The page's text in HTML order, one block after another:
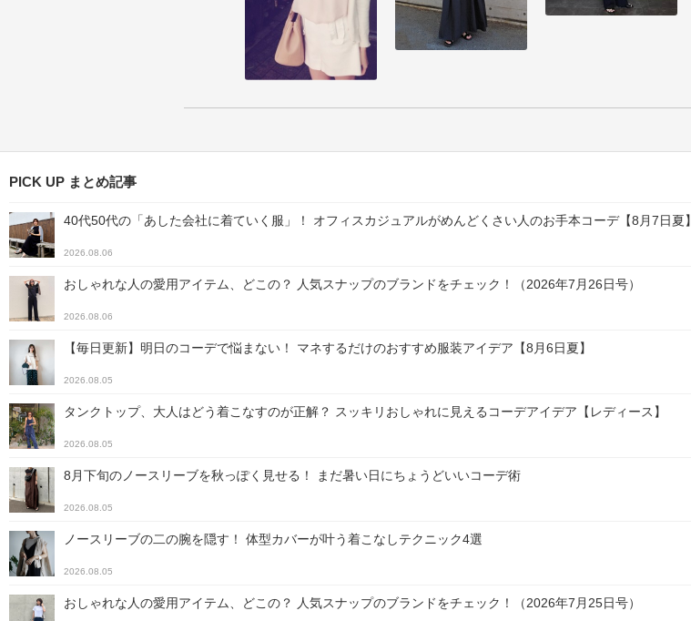
PICK UP まとめ記事
40代50代の「あした会社に着ていく服」！ オフィスカジュアルがめんどくさい人のお手本コーデ【8月7日夏】
2026.08.06
おしゃれな人の愛用アイテム、どこの？ 人気スナップのブランドをチェック！（2026年7月26日号）
2026.08.06
【毎日更新】明日のコーデで悩まない！ マネするだけのおすすめ服装アイデア【8月6日夏】
2026.08.05
タンクトップ、大人はどう着こなすのが正解？ スッキリおしゃれに見えるコーデアイデア【レディース】
2026.08.05
8月下旬のノースリーブを秋っぽく見せる！ まだ暑い日にちょうどいいコーデ術
2026.08.05
ノースリーブの二の腕を隠す！ 体型カバーが叶う着こなしテクニック4選
2026.08.05
おしゃれな人の愛用アイテム、どこの？ 人気スナップのブランドをチェック！（2026年7月25日号）